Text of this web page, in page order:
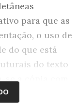
para que as
o uso de
do que está
do texto
se a cópia com
entre pares